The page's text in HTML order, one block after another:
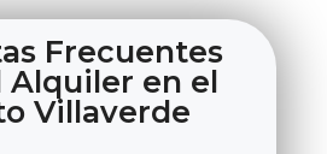
Frecuentes
Alquiler en el
Villaverde